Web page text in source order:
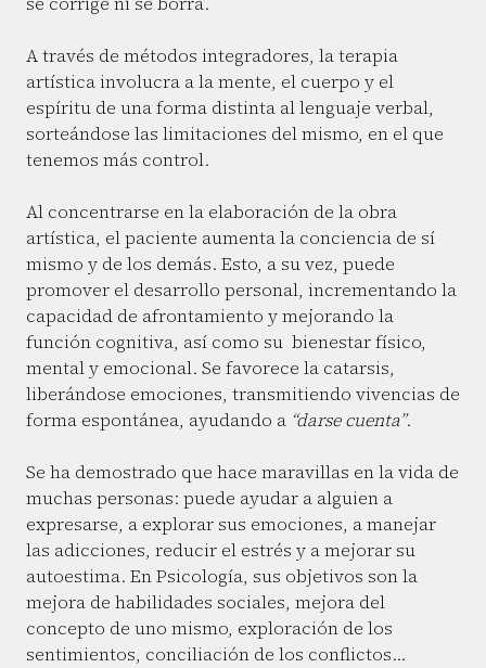
A través de métodos integradores, la terapia
artística involucra a la mente, el cuerpo y el
espíritu de una forma distinta al lenguaje verbal,
sorteándose las limitaciones del mismo, en el que
tenemos más control.
Al concentrarse en la elaboración de la obra
artística, el paciente aumenta la conciencia de sí
mismo y de los demás. Esto, a su vez, puede
promover el desarrollo personal, incrementando la
capacidad de afrontamiento y mejorando la
función cognitiva, así como su bienestar físico,
mental y emocional. Se favorece la catarsis,
liberándose emociones, transmitiendo vivencias de
forma espontánea, ayudando a “darse cuenta”.
Se ha demostrado que hace maravillas en la vida de
muchas personas: puede ayudar a alguien a
expresarse, a explorar sus emociones, a manejar
las adicciones, reducir el estrés y a mejorar su
autoestima. En Psicología, sus objetivos son la
mejora de habilidades sociales, mejora del
concepto de uno mismo, exploración de los
sentimientos, conciliación de los conflictos…